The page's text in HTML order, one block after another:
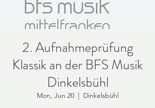
2. Aufnahmeprüfung
Klassik an der BFS Musik
Dinkelsbühl
Mon, Jun 20
  |
Dinkelsbühl